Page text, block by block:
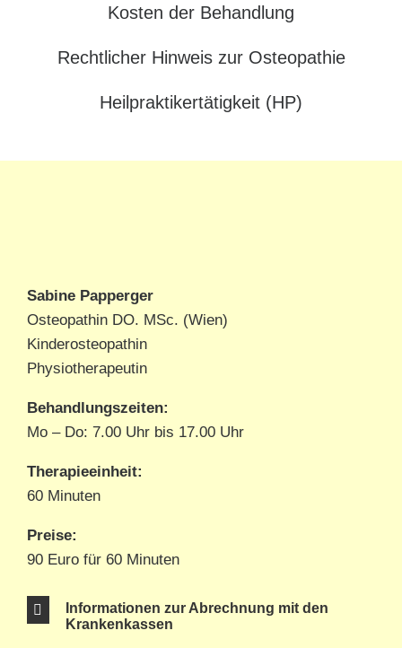
Kosten der Behandlung
Rechtlicher Hinweis zur Osteopathie
Heilpraktikertätigkeit (HP)
Sabine Papperger
Osteopathin DO. MSc. (Wien)
Kinderosteopathin
Physiotherapeutin
Behandlungszeiten:
Mo – Do: 7.00 Uhr bis 17.00 Uhr
Therapieeinheit:
60 Minuten
Preise:
90 Euro für 60 Minuten
Informationen zur Abrechnung mit den
Krankenkassen